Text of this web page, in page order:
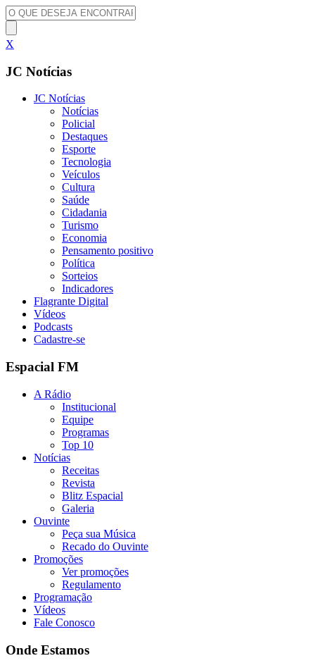
X
JC Notícias
JC Notícias
Notícias
Policial
Destaques
Esporte
Tecnologia
Veículos
Cultura
Saúde
Cidadania
Turismo
Economia
Pensamento positivo
Política
Sorteios
Indicadores
Flagrante Digital
Vídeos
Podcasts
Cadastre-se
Espacial FM
A Rádio
Institucional
Equipe
Programas
Top 10
Notícias
Receitas
Revista
Blitz Espacial
Galeria
Ouvinte
Peça sua Música
Recado do Ouvinte
Promoções
Ver promoções
Regulamento
Programação
Vídeos
Fale Conosco
Onde Estamos